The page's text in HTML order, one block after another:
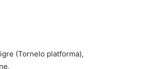
(Tornelo platforma),